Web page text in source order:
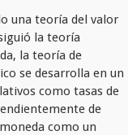
una teoría del valor
la teoría
la teoría de
se desarrolla en un
como tasas de
de
como un